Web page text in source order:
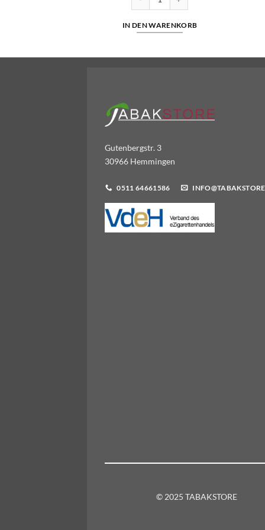
IN DEN WARENKORB
Gutenbergstr. 3
30966 Hemmingen
0511 64661586
© 2025 TABAKSTORE